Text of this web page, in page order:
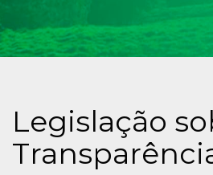
Legislação